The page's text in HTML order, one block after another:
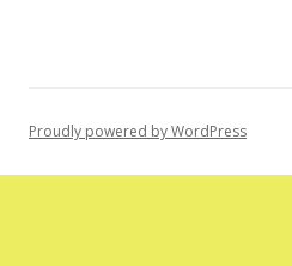
Proudly powered by WordPress